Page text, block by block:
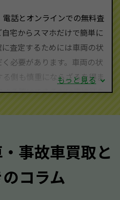
せ下さい。
すべて無料で行います。安
い。
話とオンラインでの無料査
宅からスマホだけで簡単に
査定するためには車両の状
必要があります。車両の状
側も慎重にならざるを得ま
る際はできるだけ車検証を
以下の通りとなります。
もっと見る
事故車買取と
コラム